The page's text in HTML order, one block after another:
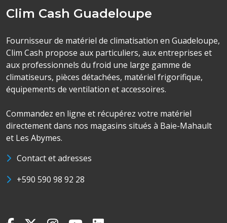
Clim Cash Guadeloupe
Fournisseur de matériel de climatisation en Guadeloupe,
Clim Cash propose aux particuliers, aux entreprises et
aux professionnels du froid une large gamme de
climatiseurs, pièces détachées, matériel frigorifique,
équipements de ventilation et accessoires.
Commandez en ligne et récupérez votre matériel
directement dans nos magasins situés à Baie-Mahault
et Les Abymes.
Contact et adresses
+590 590 98 92 28